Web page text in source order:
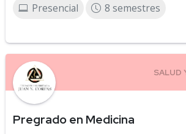
Presencial 8 semestres
Pregrado en Medicina